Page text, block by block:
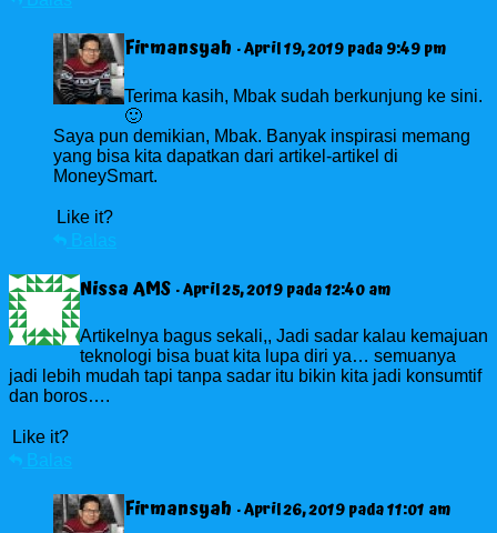
Firmansyah · April 19, 2019 pada 9:49 pm
Terima kasih, Mbak sudah berkunjung ke sini.
🙂
Saya pun demikian, Mbak. Banyak inspirasi memang
yang bisa kita dapatkan dari artikel-artikel di
MoneySmart.
Like it?
Balas
Nissa AMS · April 25, 2019 pada 12:40 am
Artikelnya bagus sekali,, Jadi sadar kalau kemajuan
teknologi bisa buat kita lupa diri ya… semuanya
jadi lebih mudah tapi tanpa sadar itu bikin kita jadi konsumtif
dan boros….
Like it?
Balas
Firmansyah · April 26, 2019 pada 11:01 am